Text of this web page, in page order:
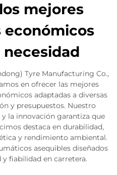
mejores
necesidad
Tyre Manufacturing Co.,
en ofrecer las mejores
adaptadas a diversas
y presupuestos. Nuestro
la innovación garantiza que
destaca en durabilidad,
y rendimiento ambiental.
asequibles diseñados
fiabilidad en carretera.